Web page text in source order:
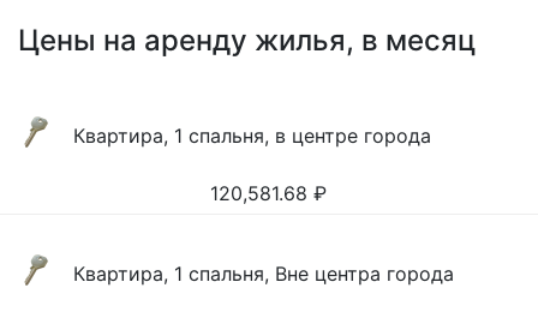
Цены на аренду жилья, в месяц
Квартира, 1 спальня, в центре города
120,581.68 ₽
Квартира, 1 спальня, Вне центра города